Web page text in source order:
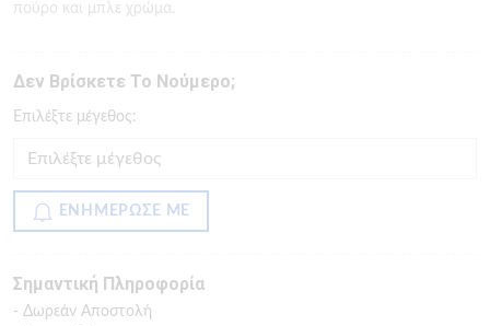
πούρο και μπλε χρώμα.
Δεν Βρίσκετε Το Νούμερο;
Eπιλέξτε μέγεθος:
ΕΝΗΜΕΡΩΣΕ ΜΕ
Σημαντική Πληροφορία
- Δωρεάν Αποστολή